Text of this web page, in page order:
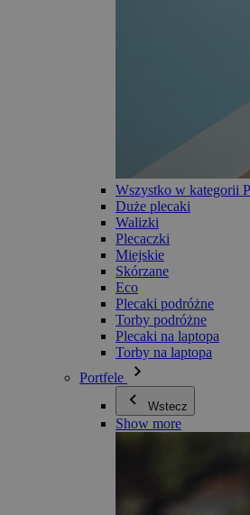
Wszystko w kategorii
Duże plecaki
Walizki
Plecaczki
Miejskie
Skórzane
Eco
Plecaki podróżne
Torby podróżne
Plecaki na laptopa
Torby na laptopa
Portfele
Wstecz
Show more